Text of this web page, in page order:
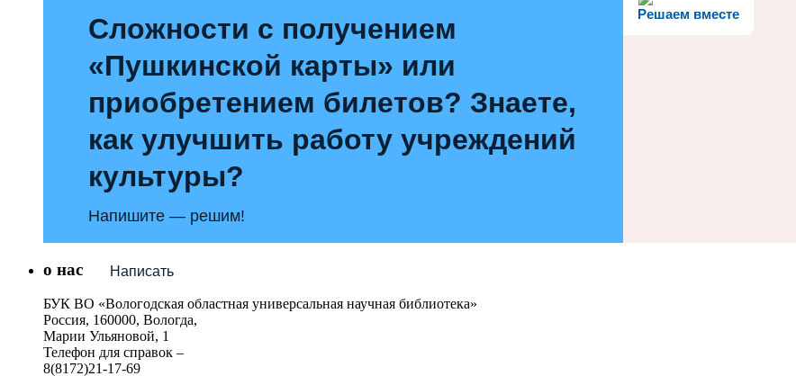
Решаем вместе
Сложности с получением
«Пушкинской карты» или
приобретением билетов? Знаете,
как улучшить работу учреждений
культуры?
Напишите — решим!
Написать
о нас
БУК ВО «Вологодская областная универсальная научная библиотека»
Россия, 160000, Вологда,
Марии Ульяновой, 1
Телефон для справок –
8(8172)21-17-69